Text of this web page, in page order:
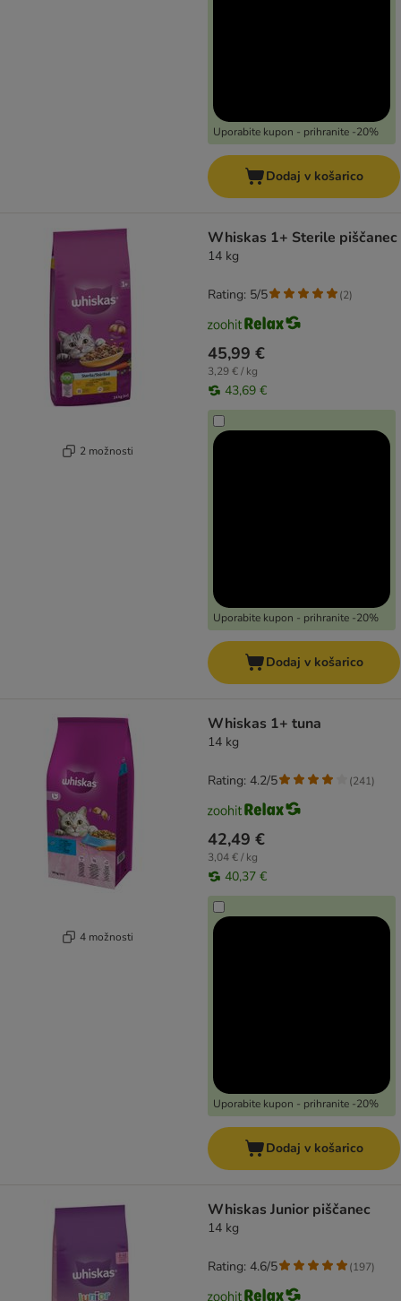
Uporabite kupon - prihranite -20%
Dodaj v košarico
2 možnosti
Whiskas 1+ Sterile piščanec
14 kg
45,99 €
3,29 € / kg
43,69 €
Uporabite kupon - prihranite -20%
Rating: 5/5 (2)
Dodaj v košarico
4 možnosti
Whiskas 1+ tuna
14 kg
42,49 €
3,04 € / kg
40,37 €
Uporabite kupon - prihranite -20%
Rating: 4.2/5 (241)
Dodaj v košarico
Whiskas Junior piščanec
14 kg
Rating: 4.6/5 (197)